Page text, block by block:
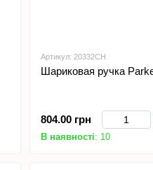
Артикул: 20332CH
Шариковая ручка
804.00 грн
В наявності: 10